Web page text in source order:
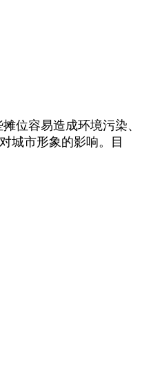
位容易造成环境污染、
城市形象的影响。目